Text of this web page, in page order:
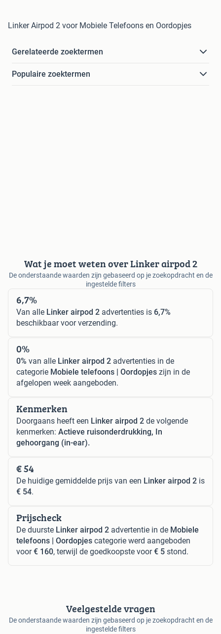
Linker Airpod 2 voor Mobiele Telefoons en Oordopjes
Gerelateerde zoektermen
Populaire zoektermen
Wat je moet weten over Linker airpod 2
De onderstaande waarden zijn gebaseerd op je zoekopdracht en de
ingestelde filters
6,7%
Van alle Linker airpod 2 advertenties is 6,7%
beschikbaar voor verzending.
0%
0% van alle Linker airpod 2 advertenties in de
categorie Mobiele telefoons | Oordopjes zijn in de
afgelopen week aangeboden.
Kenmerken
Doorgaans heeft een Linker airpod 2 de volgende
kenmerken: Actieve ruisonderdrukking, In
gehoorgang (in-ear).
€ 54
De huidige gemiddelde prijs van een Linker airpod 2 is
€ 54.
Prijscheck
De duurste Linker airpod 2 advertentie in de Mobiele
telefoons | Oordopjes categorie werd aangeboden
voor€ 160, terwijl de goedkoopste voor€ 5 stond.
Veelgestelde vragen
De onderstaande waarden zijn gebaseerd op je zoekopdracht en de
ingestelde filters